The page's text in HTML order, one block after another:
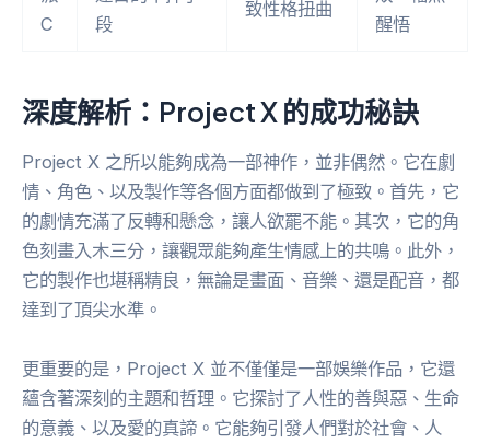
C
段
致性格扭曲
醒悟
深度解析：Project X 的成功秘訣
Project X 之所以能夠成為一部神作，並非偶然。它在劇
情、角色、以及製作等各個方面都做到了極致。首先，它
的劇情充滿了反轉和懸念，讓人欲罷不能。其次，它的角
色刻畫入木三分，讓觀眾能夠產生情感上的共鳴。此外，
它的製作也堪稱精良，無論是畫面、音樂、還是配音，都
達到了頂尖水準。
更重要的是，Project X 並不僅僅是一部娛樂作品，它還
蘊含著深刻的主題和哲理。它探討了人性的善與惡、生命
的意義、以及愛的真諦。它能夠引發人們對於社會、人